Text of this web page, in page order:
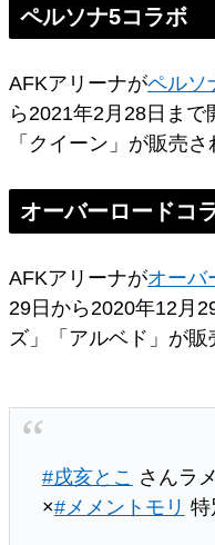
ペルソナ5コラボ
AFKアリーナがペルソ
ら2021年2月28日まで
「クイーン」が販売さ
オーバーロードコ
AFKアリーナがオーバ
29日から2020年12月
ズ」「アルベド」が販
#戌亥とこ さんラ
×#メメントモリ 特